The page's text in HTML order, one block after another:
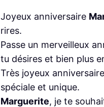
Joyeux anniversaire
rires.
Passe un merveilleux
tu désires et bien plus
Très joyeux anniversaire
spéciale et unique.
Marguerite, je te